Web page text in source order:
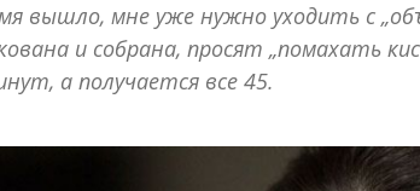
вышло, мне уже нужно уходить с
и собрана, просят „помахать
а получается все 45.